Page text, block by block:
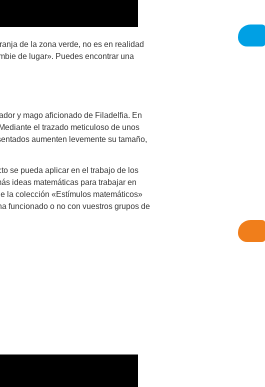
de la zona verde, no es en realidad
de lugar». Puedes encontrar una
y mago aficionado de Filadelfia. En
el trazado meticuloso de unos
aumenten levemente su tamaño,
se pueda aplicar en el trabajo de los
ideas matemáticas para trabajar en
la colección «Estímulos matemáticos»
funcionado o no con vuestros grupos de